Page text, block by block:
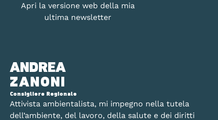
ANDREA
ZANONI
Consigliere Regionale
Attivista ambientalista, mi impegno nella tutela
dell’ambiente, del lavoro, della salute e dei diritti
Apri la versione web della mia
ultima newsletter